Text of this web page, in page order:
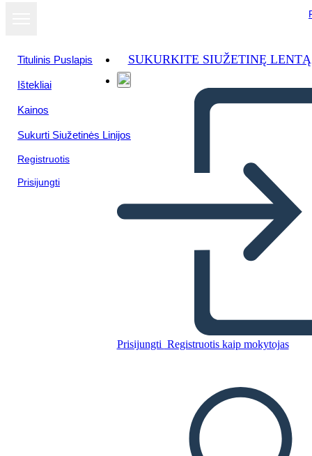
Titulinis Puslapis
Ištekliai
Kainos
Sukurti Siužetinės Linijos
Registruotis
Prisijungti
SUKURKITE SIUŽETINĘ LENTĄ
Prisijungti Registruotis kaip mokytojas
PALEISTI SKAIDRIŲ DEMONSTRACIJĄ
SKAITYK MAN